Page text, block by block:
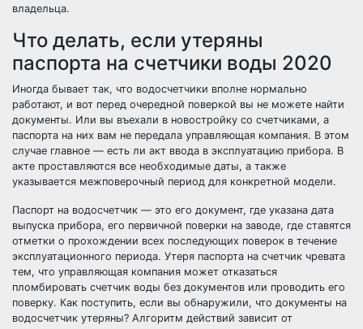
владельца.
Что делать, если утеряны
паспорта на счетчики воды 2020
Иногда бывает так, что водосчетчики вполне нормально
работают, и вот перед очередной поверкой вы не можете найти
документы. Или вы въехали в новостройку со счетчиками, а
паспорта на них вам не передала управляющая компания. В этом
случае главное — есть ли акт ввода в эксплуатацию прибора. В
акте проставляются все необходимые даты, а также
указывается межповерочный период для конкретной модели.
Паспорт на водосчетчик — это его документ, где указана дата
выпуска прибора, его первичной поверки на заводе, где ставятся
отметки о прохождении всех последующих поверок в течение
эксплуатационного периода. Утеря паспорта на счетчик чревата
тем, что управляющая компания может отказаться
пломбировать счетчик воды без документов или проводить его
поверку. Как поступить, если вы обнаружили, что документы на
водосчетчик утеряны? Алгоритм действий зависит от